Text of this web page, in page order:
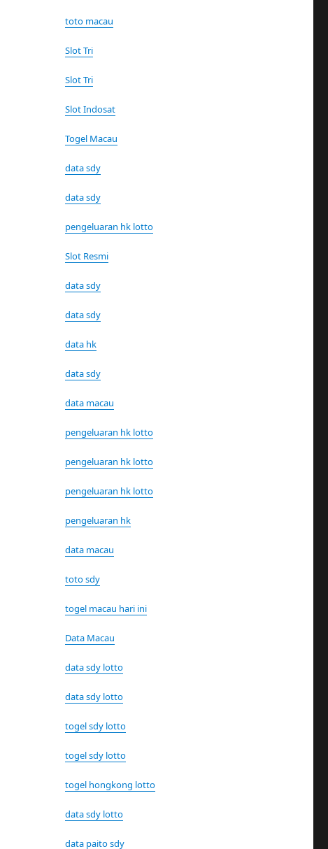
toto macau
Slot Tri
Slot Tri
Slot Indosat
Togel Macau
data sdy
data sdy
pengeluaran hk lotto
Slot Resmi
data sdy
data sdy
data hk
data sdy
data macau
pengeluaran hk lotto
pengeluaran hk lotto
pengeluaran hk lotto
pengeluaran hk
data macau
toto sdy
togel macau hari ini
Data Macau
data sdy lotto
data sdy lotto
togel sdy lotto
togel sdy lotto
togel hongkong lotto
data sdy lotto
data paito sdy